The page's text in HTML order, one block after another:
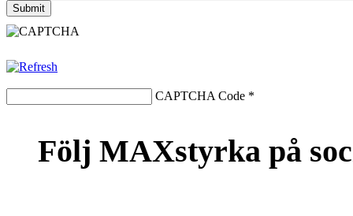
CAPTCHA Code *
Följ MAXstyrka på